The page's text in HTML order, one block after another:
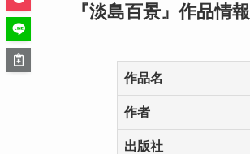
『淡島百景』作品情報
作品名
作者
出版社